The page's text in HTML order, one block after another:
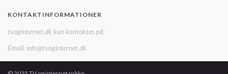
KONTAKTINFORMATIONER
tvoginternet.dk kan kontaktes på:
Email: info@tvoginternet.dk